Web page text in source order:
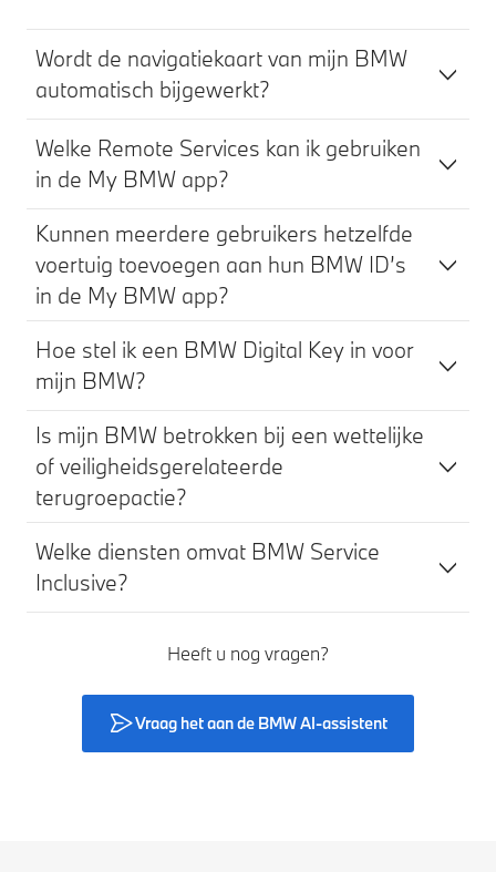
Wordt de navigatiekaart van mijn BMW
automatisch bijgewerkt?
Welke Remote Services kan ik gebruiken
in de My BMW app?
Kunnen meerdere gebruikers hetzelfde
voertuig toevoegen aan hun BMW ID’s
in de My BMW app?
Hoe stel ik een BMW Digital Key in voor
mijn BMW?
Is mijn BMW betrokken bij een wettelijke
of veiligheidsgerelateerde
terugroepactie?
Welke diensten omvat BMW Service
Inclusive?
Heeft u nog vragen?
Vraag het aan de BMW AI-assistent